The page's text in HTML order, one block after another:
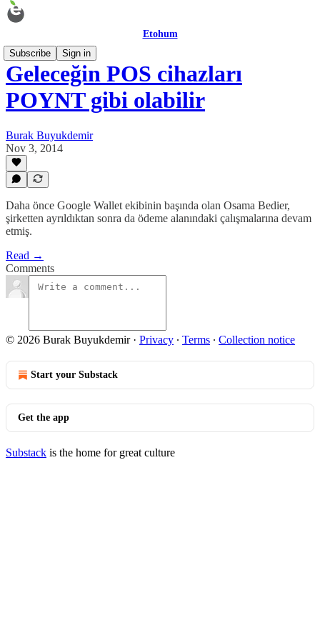
Etohum
Subscribe
Sign in
Geleceğin POS cihazları
POYNT gibi olabilir
Burak Buyukdemir
Nov 3, 2014
Daha önce Google Wallet ekibinin başında olan Osama Bedier,
şirketten ayrıldıktan sonra da ödeme alanındaki çalışmalarına devam
etmiş.
Read →
Comments
© 2026 Burak Buyukdemir· Privacy ∙ Terms ∙ Collection notice
Start your Substack
Get the app
Substack is the home for great culture